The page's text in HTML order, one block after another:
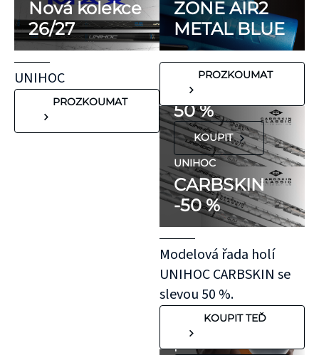
Nová kolekce
26/27
UNIHOC
PROZKOUMAT
ZONE AIR2
METAL BLUE
PROZKOUMAT
FLORBALOVÉ HOLE
UNIHOC
CARBSKIN
SE SLEVOU
50 %
KOUPIT
UNIHOC
CARBSKIN
-50 %
Modelová řada holí
UNIHOC CARBSKIN se
slevou 50 %.
KOUPIT TEĎ
minimum
potenciálně
nežádoucích látek,
které mohou
vyvolat alergické
reakce. Pokud ale
víte, že máte velmi
citlivou pokožku,
doporučujeme
otestovat malý
kousek KT pásky
aplikovaný bez
roztažení nejprve
na oblast se
"silnější"
pokožkou, jako je
koleno, nebo
předloktí.